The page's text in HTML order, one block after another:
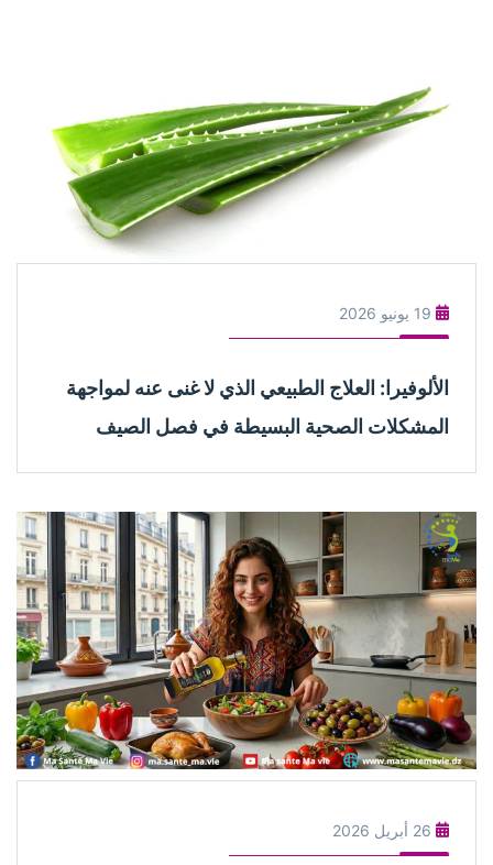
19 يونيو 2026
الألوفيرا: العلاج الطبيعي الذي لا غنى عنه لمواجهة
المشكلات الصحية البسيطة في فصل الصيف
26 أبريل 2026